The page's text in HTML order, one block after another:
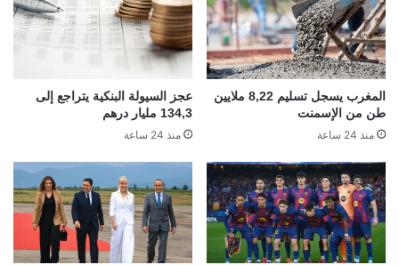
المغرب يسجل تسليم 8,22 ملايين
طن من الإسمنت
منذ 24 ساعة
عجز السيولة البنكية يتراجع إلى
134,3 مليار درهم
منذ 24 ساعة